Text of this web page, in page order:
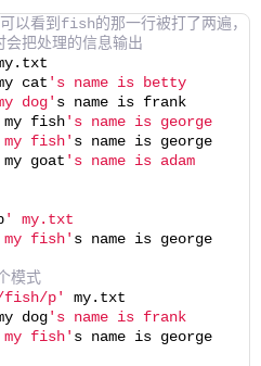
以看到fish的那一行被打了两遍，
把处理的信息输出
cat 's name is betty
dog' s name is frank
fish's name is george
fish' s name is george
goat 's name is adam
' my.txt
fish' s name is george
模式
fish/p'
my.txt
dog's name is frank
fish' s name is george